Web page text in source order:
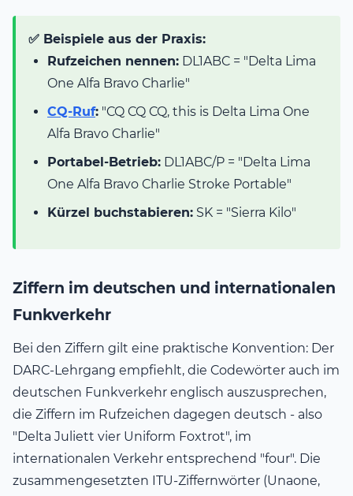
✅ Beispiele aus der Praxis:
Rufzeichen nennen: DL1ABC = "Delta Lima
One Alfa Bravo Charlie"
CQ-Ruf: "CQ CQ CQ, this is Delta Lima One
Alfa Bravo Charlie"
Portabel-Betrieb: DL1ABC/P = "Delta Lima
One Alfa Bravo Charlie Stroke Portable"
Kürzel buchstabieren: SK = "Sierra Kilo"
Ziffern im deutschen und internationalen
Funkverkehr
Bei den Ziffern gilt eine praktische Konvention: Der
DARC-Lehrgang empfiehlt, die Codewörter auch im
deutschen Funkverkehr englisch auszusprechen,
die Ziffern im Rufzeichen dagegen deutsch - also
"Delta Juliett vier Uniform Foxtrot", im
internationalen Verkehr entsprechend "four". Die
zusammengesetzten ITU-Ziffernwörter (Unaone,